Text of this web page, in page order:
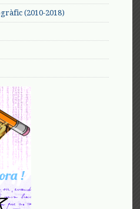
(2010-2018)